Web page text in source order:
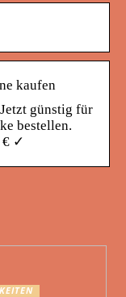
kaufen
günstig für
bestellen.
€ ✓